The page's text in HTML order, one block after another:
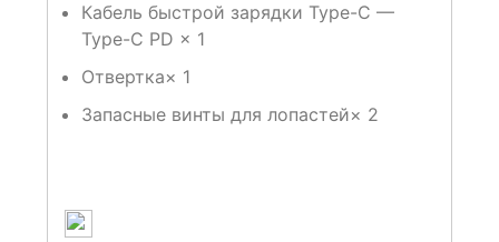
Кабель быстрой зарядки Type-C —
Type-C PD × 1
Отвертка× 1
Запасные винты для лопастей× 2